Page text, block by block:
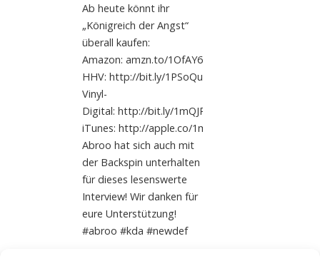
Ab heute könnt ihr
„Königreich der Angst“
überall kaufen:
Amazon: amzn.to/1OfAY6v
HHV: http://bit.ly/1PSoQuZ
Vinyl-
Digital: http://bit.ly/1mQJRx3
iTunes: http://apple.co/1mQK2bJ
Abroo hat sich auch mit
der Backspin unterhalten
für dieses lesenswerte
Interview! Wir danken für
eure Unterstützung!
‪#‎abroo‬ ‪#‎kda‬ ‪#‎newdef‬